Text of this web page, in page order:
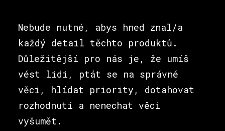
Nebude nutné, abys hned znal/a
každý detail těchto produktů.
Důležitější pro nás je, že umíš
vést lidi, ptát se na správné
věci, hlídat priority, dotahovat
rozhodnutí a nenechat věci
vyšumět.